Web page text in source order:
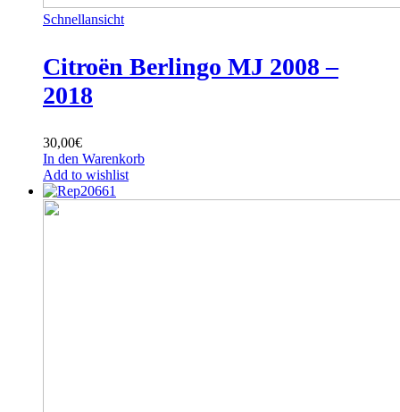
Schnellansicht
Citroën Berlingo MJ 2008 –
2018
30,00€
In den Warenkorb
Add to wishlist